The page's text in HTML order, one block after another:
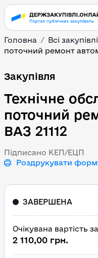
Головна Всі закупівлі
поточний ремонт
Технічне
Закупівля
Технічне
поточний
ВАЗ 21112
Підписано КЕП/ЕЦП
Роздрукувати
ЗАВЕРШЕНА
Очікувана вартість
2 110,00 грн.